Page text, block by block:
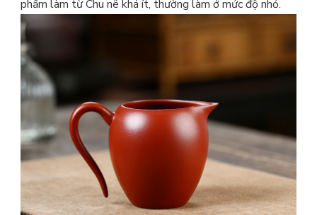
phẩm làm từ Chu nê khá ít, thường làm ở mức độ nhỏ.